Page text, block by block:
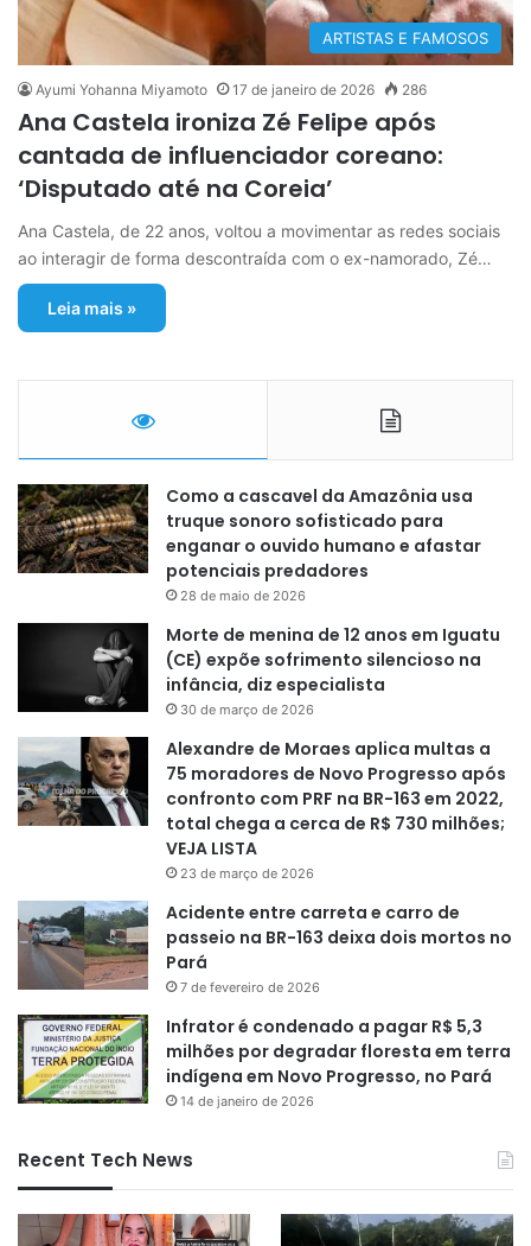
ARTISTAS E FAMOSOS
Ayumi Yohanna Miyamoto 17 de janeiro de 2026 286
Ana Castela ironiza Zé Felipe após
cantada de influenciador coreano:
‘Disputado até na Coreia’
Ana Castela, de 22 anos, voltou a movimentar as redes sociais
ao interagir de forma descontraída com o ex-namorado, Zé…
Leia mais »
Como a cascavel da Amazônia usa
truque sonoro sofisticado para
enganar o ouvido humano e afastar
potenciais predadores
28 de maio de 2026
Morte de menina de 12 anos em Iguatu
(CE) expõe sofrimento silencioso na
infância, diz especialista
30 de março de 2026
Alexandre de Moraes aplica multas a
75 moradores de Novo Progresso após
confronto com PRF na BR-163 em 2022,
total chega a cerca de R$ 730 milhões;
VEJA LISTA
23 de março de 2026
Acidente entre carreta e carro de
passeio na BR-163 deixa dois mortos no
Pará
7 de fevereiro de 2026
Infrator é condenado a pagar R$ 5,3
milhões por degradar floresta em terra
indígena em Novo Progresso, no Pará
14 de janeiro de 2026
Recent Tech News